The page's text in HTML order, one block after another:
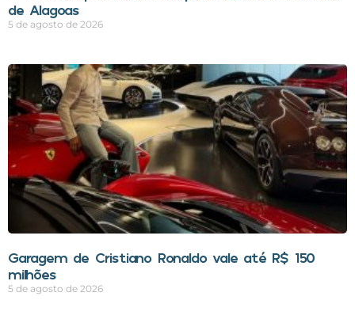
de Alagoas
5 de agosto de 2026
Garagem de Cristiano Ronaldo vale até R$ 150
milhões
5 de agosto de 2026